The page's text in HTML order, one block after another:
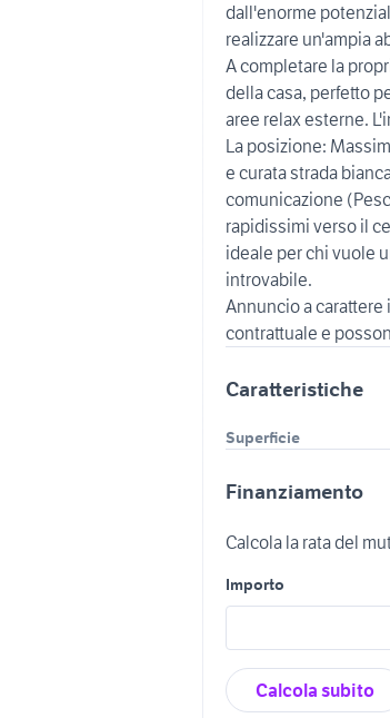
dall'enorme
realizzare un'ampia
A completare la
della casa, perfetto
aree relax esterne.
La posizione:
e curata strada
comunicazione
rapidissimi verso il
ideale per chi vuole
introvabile.
Annuncio a
contrattuale e
Caratteristiche
Superficie
Finanziamento
Calcola la rata del
Importo
Calcola subito